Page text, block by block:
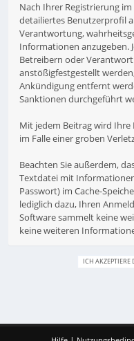
Nach Ihrer Registrierung
detailiertes Benutzerprofil
Verantwortung,
Informationen anzugeben.
Betreibern oder
anstößigfestgestellt
Ankündigung entfernt
Sanktionen durchgeführt
Mit jedem Beitrag wird Ihre
im Falle einer groben
Beachten Sie außerdem,
Textdatei mit
Passwort) im Cache-
lediglich dazu, Ihren
Software sammelt keine
keine weiteren